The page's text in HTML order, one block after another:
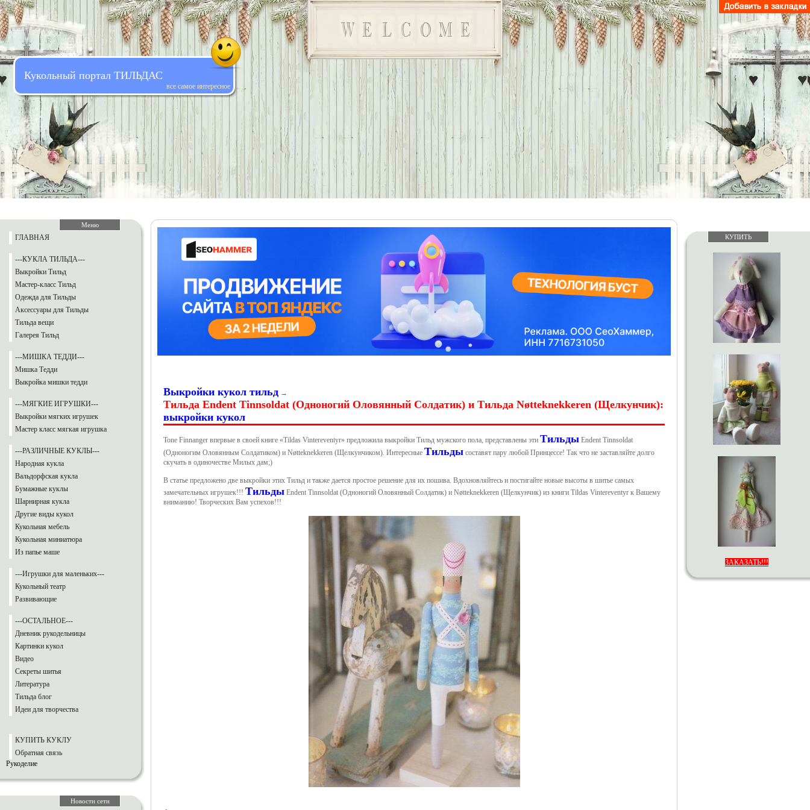
Кукольный портал ТИЛЬДАС
все самое интересное
Меню
ГЛАВНАЯ
---КУКЛА ТИЛЬДА---
Выкройки Тильд
Мастер-класс Тильд
Одежда для Тильды
Аксессуары для Тильды
Тильда вещи
Галерея Тильд
---МИШКА ТЕДДИ---
Мишка Тедди
Выкройка мишки тедди
---МЯГКИЕ ИГРУШКИ---
Выкройки мягких игрушек
Мастер класс мягкая игрушка
---РАЗЛИЧНЫЕ КУКЛЫ---
Народная кукла
Вальдорфская кукла
Бумажные куклы
Шарнирная кукла
Другие виды кукол
Кукольная мебель
Кукольная миниатюра
Из папье маше
---Игрушки для маленьких---
Кукольный театр
Развивающие
---ОСТАЛЬНОЕ---
Дневник рукодельницы
Картинки кукол
Видео
Секреты шитья
Литература
Тильда блог
Идеи для творчества
КУПИТЬ КУКЛУ
Обратная связь
Рукоделие
Новости сети
Выкройки кукол тильд →
Тильда Endent Tinnsoldat (Одноногий Оловянный Солдатик) и Тильда Nøtteknekkeren (Щелкунчик):
выкройки кукол
Tone Finnanger впервые в своей книге «Tildas Vintereventyr» предложила выкройки Тильд мужского пола, представлены эти Тильды Endent Tinnsoldat
(Одноногим Оловянным Солдатиком) и Nøtteknekkeren (Щелкунчиком). Интересные Тильды составят пару любой Принцессе! Так что не заставляйте долго
скучать в одиночестве Милых дам;)
В статье предложено две выкройки этих Тильд и также дается простое решение для их пошива. Вдохновляйтесь и постигайте новые высоты в шитье самых
замечательных игрушек!!! Тильды Endent Tinnsoldat (Одноногий Оловянный Солдатик) и Nøtteknekkeren (Щелкунчик) из книги Tildas Vintereventyr к Вашему
вниманию! Творческих Вам успехов!!!
КУПИТЬ
ЗАКАЗАТЬ!!!